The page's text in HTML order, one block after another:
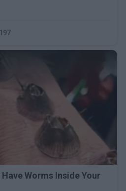
197
Worms Inside Your